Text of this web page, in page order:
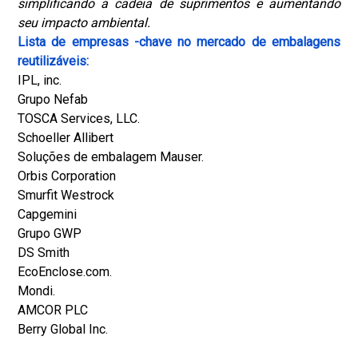
simplificando a cadeia de suprimentos e aumentando
seu impacto ambiental.
Lista de empresas -chave no mercado de embalagens
reutilizáveis:
IPL, inc.
Grupo Nefab
TOSCA Services, LLC.
Schoeller Allibert
Soluções de embalagem Mauser.
Orbis Corporation
Smurfit Westrock
Capgemini
Grupo GWP
DS Smith
EcoEnclose.com.
Mondi.
AMCOR PLC
Berry Global Inc.